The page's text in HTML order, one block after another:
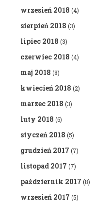
wrzesień 2018 (4)
sierpień 2018 (3)
lipiec 2018 (3)
czerwiec 2018 (4)
maj 2018 (8)
kwiecień 2018 (2)
marzec 2018 (3)
luty 2018 (6)
styczeń 2018 (5)
grudzień 2017 (7)
listopad 2017 (7)
październik 2017 (8)
wrzesień 2017 (5)